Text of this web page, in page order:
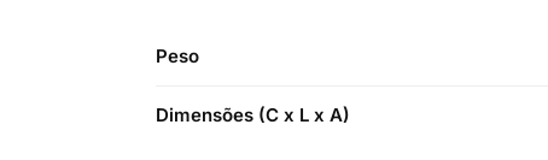
Peso
Dimensões (C x L x A)